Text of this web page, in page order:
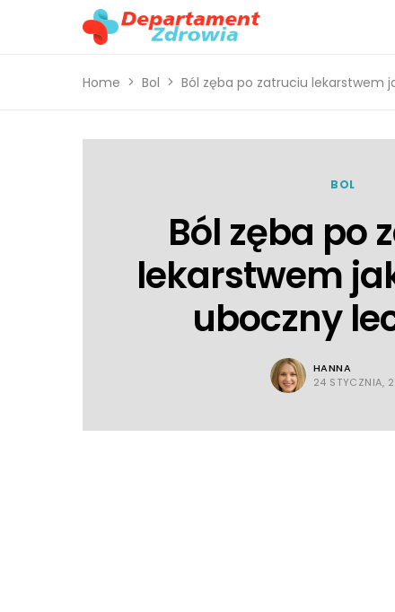
Home Bol Ból zęba po zatruciu lekarstwem
BOL
Ból zęba po
lekarstwem
uboczny
HANNA
24 STYCZNIA,